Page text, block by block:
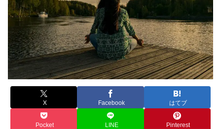
X Facebook はてブ
Pocket LINE Pinterest